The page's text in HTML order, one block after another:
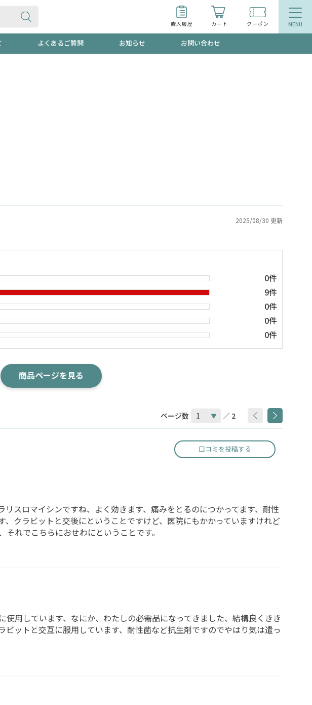
購入履歴 カート クーポン
よくあるご質問 お知らせ お問い合わせ
2025/08/30 更新
0件
9件
0件
0件
0件
商品ページを見る
ページ数 ／ 2
口コミを投稿する
スロマイシンですね、よく効きます、痛みをとるのにつかってます、耐性
クラビットと交後にということですけど、医院にもかかっていますけれど
れでこちらにおせわにということです。
用しています、なにか、わたしの必需品になってきました、結構良くきき
ビットと交互に服用しています、耐性菌など抗生剤ですのでやはり気は遣っ